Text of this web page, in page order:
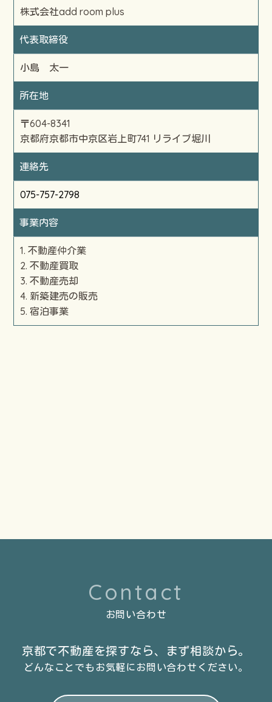
株式会社add room plus
代表取締役
小島 太一
所在地
〒604-8341
京都府京都市中京区岩上町741 リライブ堀川
連絡先
075-757-2798
事業内容
不動産仲介業
不動産買取
不動産売却
新築建売の販売
宿泊事業
Contact
お問い合わせ
京都で不動産を探すなら、 まず相談から。
どんなことでもお気軽に お問い合わせください。